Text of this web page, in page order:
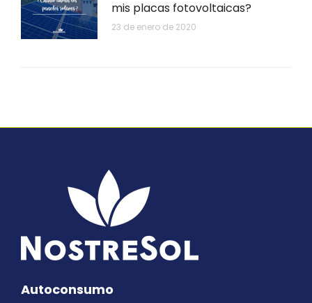
mis placas fotovoltaicas?
23 de enero de 2020
Autoconsumo